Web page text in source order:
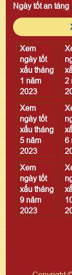
Ngày tốt an táng
Xem
ngày tốt
xấu tháng
1 năm
2023
2
Xem
ngày tốt
xấu tháng
5 năm
2023
6
Xem
ngày tốt
xấu tháng
9 năm
2023